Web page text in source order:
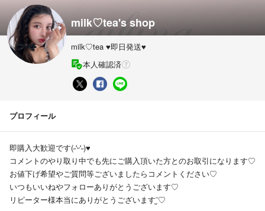
milk♡tea's shop
milk♡tea ♥即日発送♥
本人確認済
プロフィール
即購入大歓迎です(˶'ᵕ'˶)♥
コメントのやり取り中でも先にご購入頂いた方とのお取引になります♡
お値下げ希望やご質問等ございましたらコメントください♡
いつもいいねやフォローありがとうございます♡
リピーター様本当にありがとうございます¨̮♡